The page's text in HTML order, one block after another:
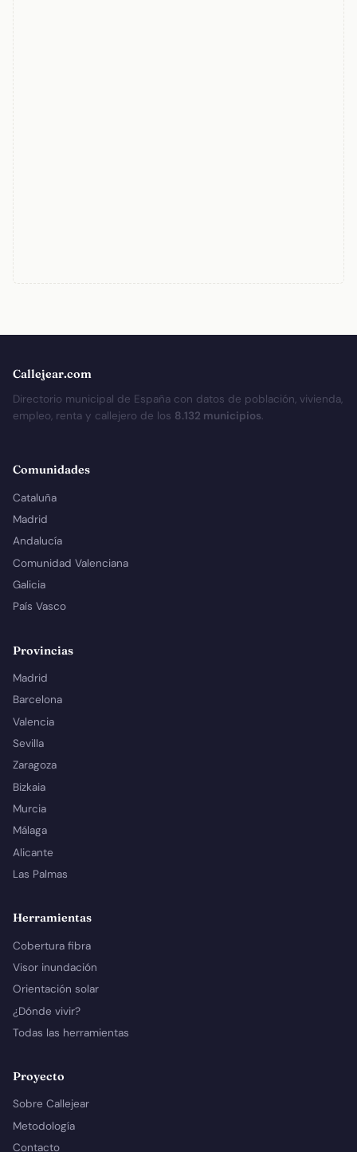
Callejear.com
Directorio municipal de España con datos de población, vivienda,
empleo, renta y callejero de los 8.132 municipios.
Comunidades
Cataluña
Madrid
Andalucía
Comunidad Valenciana
Galicia
País Vasco
Provincias
Madrid
Barcelona
Valencia
Sevilla
Zaragoza
Bizkaia
Murcia
Málaga
Alicante
Las Palmas
Herramientas
Cobertura fibra
Visor inundación
Orientación solar
¿Dónde vivir?
Todas las herramientas
Proyecto
Sobre Callejear
Metodología
Contacto